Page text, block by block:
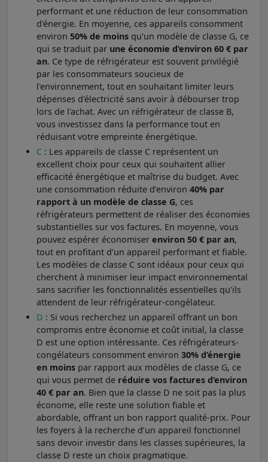
performant et une réduction de leur consommation
d'énergie. En moyenne, ces appareils consomment
environ 50% de moins qu'un modèle de classe G, ce
qui se traduit par une économie d’environ 60 € par
an. Ce type de réfrigérateur est souvent privilégié
par les consommateurs soucieux de
l'environnement, tout en souhaitant limiter leurs
dépenses d'électricité sans avoir à débourser trop
lors de l'achat. Avec un réfrigérateur de classe B,
vous investissez dans la performance tout en
réduisant votre empreinte énergétique.
C : Les appareils de classe C représentent un
excellent choix pour ceux qui souhaitent allier
efficacité énergétique et maîtrise du budget. Avec
une consommation réduite d’environ 40% par
rapport à un modèle de classe G, ces
réfrigérateurs permettent de réaliser des économies
substantielles sur vos factures. En moyenne, vous
pouvez espérer économiser environ 50 € par an,
tout en profitant d’un appareil performant et fiable.
Les modèles de classe C sont idéaux pour ceux qui
cherchent à minimiser leur impact environnemental
sans sacrifier les fonctionnalités essentielles qu'ils
attendent de leur réfrigérateur-congélateur.
D : Si vous recherchez un appareil offrant un bon
compromis entre économie et coût initial, la classe
D est une option intéressante. Ces réfrigérateurs-
congélateurs consomment environ 30% d’énergie
en moins par rapport aux modèles de classe G, ce
qui vous permet de réduire vos factures d’environ
40 € par an. Bien que la classe D ne soit pas la plus
économe, elle reste une solution fiable et
abordable, offrant un bon rapport qualité-prix. Pour
les foyers à la recherche d’un appareil fonctionnel
sans devoir investir dans les classes supérieures, la
classe D reste un choix pragmatique.